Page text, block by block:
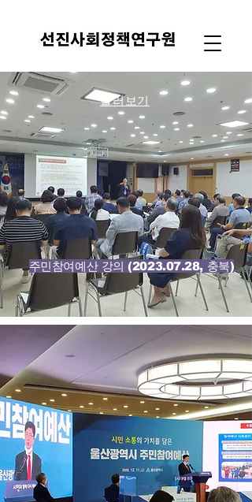
둘러보기
주민참여예산 강의 (2023.07.28, 충북)